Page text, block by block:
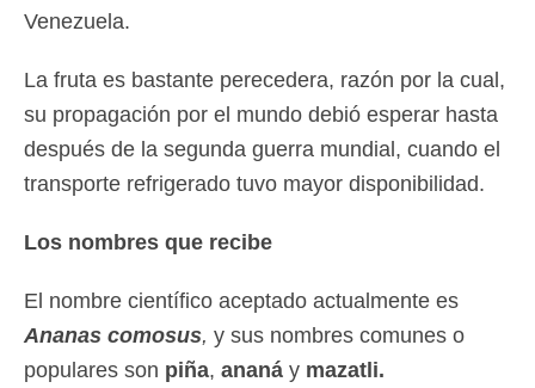
Venezuela.
La fruta es bastante perecedera, razón por la cual,
su propagación por el mundo debió esperar hasta
después de la segunda guerra mundial, cuando el
transporte refrigerado tuvo mayor disponibilidad.
Los nombres que recibe
El nombre científico aceptado actualmente es
Ananas comosus, y sus nombres comunes o
populares son piña, ananá y mazatli.